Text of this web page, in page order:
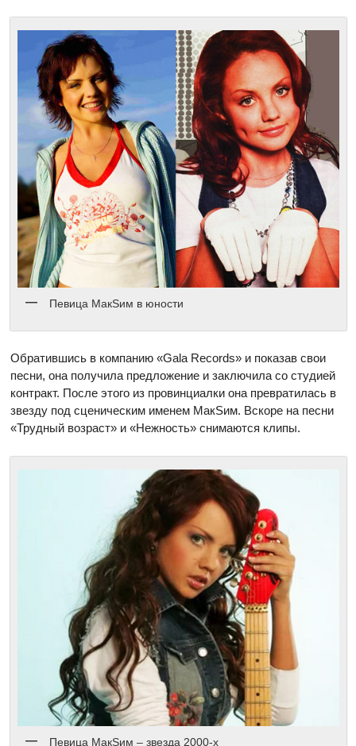
Певица МакSим в юности
Обратившись в компанию «Gala Records» и показав свои
песни, она получила предложение и заключила со студией
контракт. После этого из провинциалки она превратилась в
звезду под сценическим именем МакSим. Вскоре на песни
«Трудный возраст» и «Нежность» снимаются клипы.
Певица МакSим – звезда 2000-х